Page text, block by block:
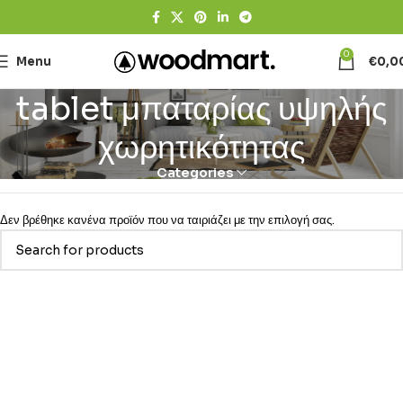
Menu 0 €
tablet μπαταρίας υψηλής
χωρητικότητας
Categories
Δεν βρέθηκε κανένα προϊόν που να ταιριάζει με την επιλογή σας.